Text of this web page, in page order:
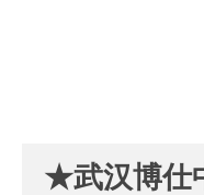
★武汉博仕